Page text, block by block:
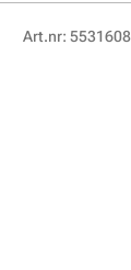
Art.nr: